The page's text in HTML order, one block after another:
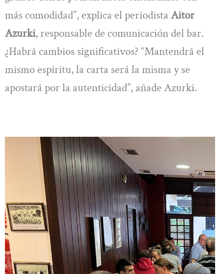
más comodidad”, explica el periodista Aitor
Azurki, responsable de comunicación del bar.
¿Habrá cambios significativos? “Mantendrá el
mismo espíritu, la carta será la misma y se
apostará por la autenticidad”, añade Azurki.